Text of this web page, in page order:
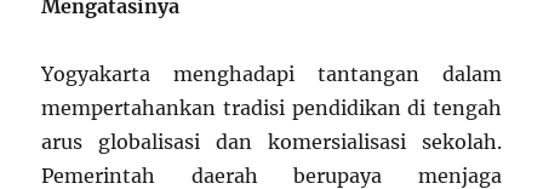
Mengatasinya
Yogyakarta menghadapi tantangan dalam
mempertahankan tradisi pendidikan di tengah
arus globalisasi dan komersialisasi sekolah.
Pemerintah daerah berupaya menjaga